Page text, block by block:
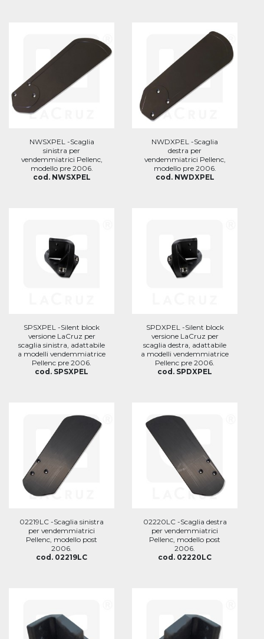
NWSXPEL -Scaglia
sinistra per
vendemmiatrici Pellenc,
modello pre 2006.
cod. NWSXPEL
NWDXPEL -Scaglia
destra per
vendemmiatrici Pellenc,
modello pre 2006.
cod. NWDXPEL
SPSXPEL -Silent block
versione LaCruz per
scaglia sinistra, adattabile
a modelli vendemmiatrice
Pellenc pre 2006.
cod. SPSXPEL
SPDXPEL -Silent block
versione LaCruz per
scaglia destra, adattabile
a modelli vendemmiatrice
Pellenc pre 2006.
cod. SPDXPEL
02219LC -Scaglia sinistra
per vendemmiatrici
Pellenc, modello post
2006.
cod. 02219LC
02220LC -Scaglia destra
per vendemmiatrici
Pellenc, modello post
2006.
cod. 02220LC